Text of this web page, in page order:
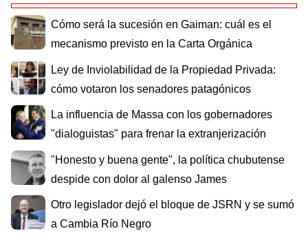
Cómo será la sucesión en Gaiman: cuál es el
mecanismo previsto en la Carta Orgánica
Ley de Inviolabilidad de la Propiedad Privada:
cómo votaron los senadores patagónicos
La influencia de Massa con los gobernadores
"dialoguistas" para frenar la extranjerización
"Honesto y buena gente", la política chubutense
despide con dolor al galenso James
Otro legislador dejó el bloque de JSRN y se sumó
a Cambia Río Negro